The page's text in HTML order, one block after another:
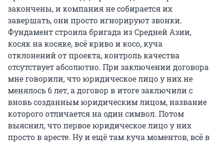
закончены, и компания не собирается их
завершать, они просто игнорируют звонки.
Фундамент строила бригада из Средней Азии,
косяк на косяке, всё криво и косо, куча
отклонений от проекта, контроль качества
отсутствует абсолютно. При заключении договора
мне говорили, что юридическое лицо у них не
менялось 6 лет, а договор в итоге заключили с
вновь созданным юридическим лицом, название
которого отличается на один символ. Потом
выяснил, что первое юридическое лицо у них
просто в аресте. Ну и ещё там куча моментов, всё в